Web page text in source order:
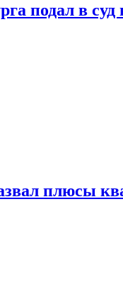
подал в
плюсы